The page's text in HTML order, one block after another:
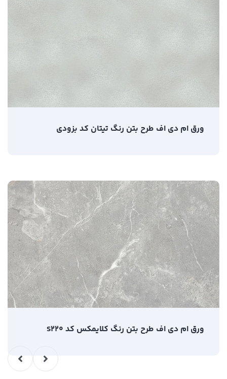
ورق ام دی اف طرح بتن رنگ تیتان کد بزودی
ورق ام دی اف طرح بتن رنگ کلایمکس کد S220